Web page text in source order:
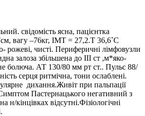
свідомість ясна, пацієнтка
вагу –76кг, ІМТ = 27,2.Т 36,6˚С
рожеві, чисті. Периферичні лімфовузли
залоза збільшена до ІІІ ст ,м*яко-
болюча. АТ 130/80 мм рт ст.. Пульс 88/
серця ритмічна, тони ослаблені.
дихання.Живіт при пальпації
Пастернацького негативний з
н/кінцівках відсутні.Фізіологічні